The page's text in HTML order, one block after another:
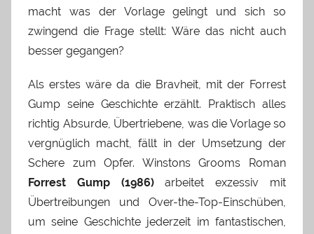
macht was der Vorlage gelingt und sich so
zwingend die Frage stellt: Wäre das nicht auch
besser gegangen?
Als erstes wäre da die Bravheit, mit der Forrest
Gump seine Geschichte erzählt. Praktisch alles
richtig Absurde, Übertriebene, was die Vorlage so
vergnüglich macht, fällt in der Umsetzung der
Schere zum Opfer. Winstons Grooms Roman
Forrest Gump (1986)arbeitet exzessiv mit
Übertreibungen und Over-the-Top-Einschüben,
um seine Geschichte jederzeit im fantastischen,